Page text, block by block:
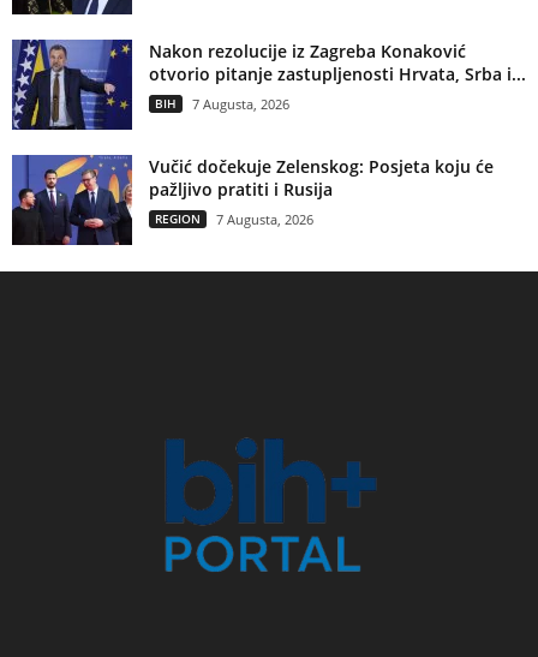
Nakon rezolucije iz Zagreba Konaković
otvorio pitanje zastupljenosti Hrvata, Srba i...
BIH 7 Augusta, 2026
Vučić dočekuje Zelenskog: Posjeta koju će
pažljivo pratiti i Rusija
REGION 7 Augusta, 2026